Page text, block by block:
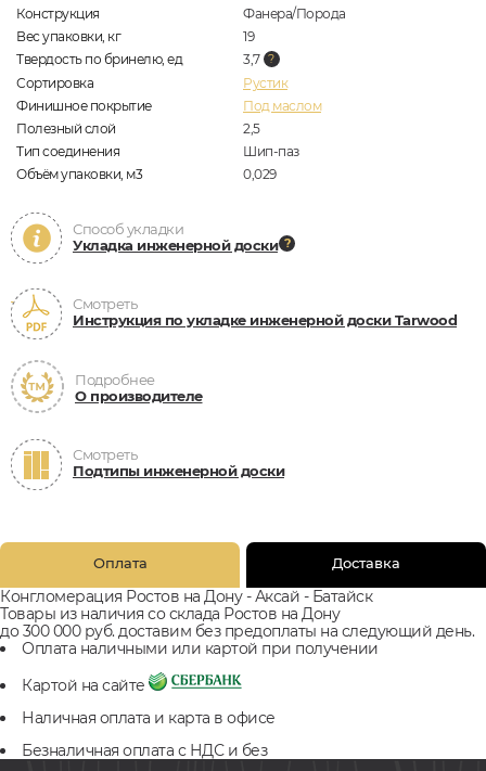
Конструкция
Фанера/Порода
Вес упаковки, кг
19
Твердость по бринелю, ед
3,7
Сортировка
Рустик
Финишное покрытие
Под маслом
Полезный слой
2,5
Тип соединения
Шип-паз
Объём упаковки, м3
0,029
Способ укладки
Укладка инженерной доски
Смотреть
Инструкция по укладке инженерной доски Tarwood
Подробнее
О производителе
Смотреть
Подтипы инженерной доски
Оплата Доставка
Конгломерация Ростов на Дону - Аксай - Батайск
Товары из наличия со склада Ростов на Дону
до 300 000 руб. доставим без предоплаты на следующий день.
Оплата наличными или картой при получении
Картой на сайте
Наличная оплата и карта в офисе
Безналичная оплата с НДС и без